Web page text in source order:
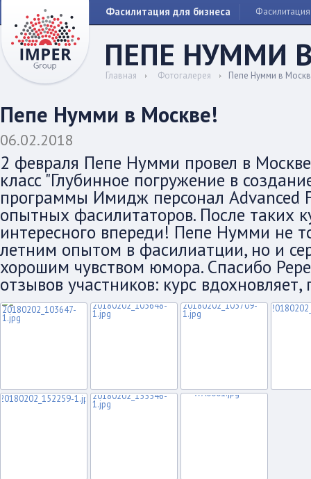
Фасилитация для бизнеса Фасилитация
ПЕПЕ НУММИ
Главная Фотогалерея Пепе Нумми в
Пепе Нумми в Москве!
06.02.2018
2 февраля Пепе Нумми провел в
класс "Глубинное погружение в
программы Имидж персонал Advanced
опытных фасилитаторов. После таких
интересного впереди! Пепе Нумми не
летним опытом в фасилиатции, но и
хорошим чувством юмора. Спасибо
отзывов участников: курс